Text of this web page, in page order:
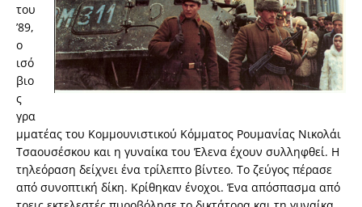
του
’89,
ο
ισό
βιο
ς
γρα
μματέας του Κομμουνιστικού Κόμματος Ρουμανίας Νικολάι
Τσαουσέσκου και η γυναίκα του Έλενα έχουν συλληφθεί. Η
τηλεόραση δείχνει ένα τρίλεπτο βίντεο. Το ζεύγος πέρασε
από συνοπτική δίκη. Κρίθηκαν ένοχοι. Ένα απόσπασμα από